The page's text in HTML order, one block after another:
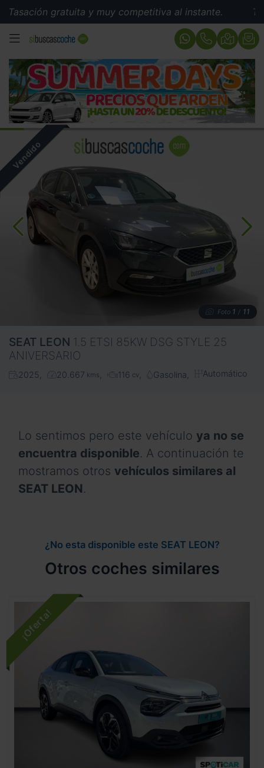
gratuita y muy competitiva al instante.
MENÚ
Foto 1 / 11
SEAT LEON 1.5 ETSI 85KW DSG STYLE 25
ANIVERSARIO
2025 20.667 kms 116 cv Gasolina Automático
Lo sentimos pero este vehículo ya no se
encuentra disponible. A continuación te
mostramos otros vehículos similares al
SEAT LEON.
¿No esta disponible este SEAT LEON?
Otros coches similares